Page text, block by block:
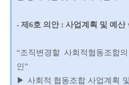
- 제6호 의안 : 사업계획 및 예산
“조직변경할 사회적협동조합
인”
▶ 사회적 협동조합 사업계획